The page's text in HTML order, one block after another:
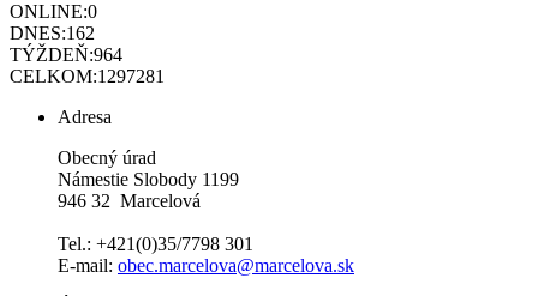
ONLINE:0
DNES:162
TÝŽDEŇ:964
CELKOM:1297281
Adresa
Obecný úrad
Námestie Slobody 1199
946 32 Marcelová
Tel.: +421(0)35/7798 301
E-mail: obec.marcelova@marcelova.sk